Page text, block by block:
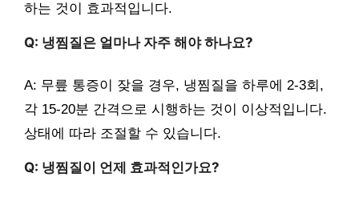
하는 것이 효과적입니다.
Q: 냉찜질은 얼마나 자주 해야 하나요?
A: 무릎 통증이 잦을 경우, 냉찜질을 하루에 2-3회,
각 15-20분 간격으로 시행하는 것이 이상적입니다.
상태에 따라 조절할 수 있습니다.
Q: 냉찜질이 언제 효과적인가요?